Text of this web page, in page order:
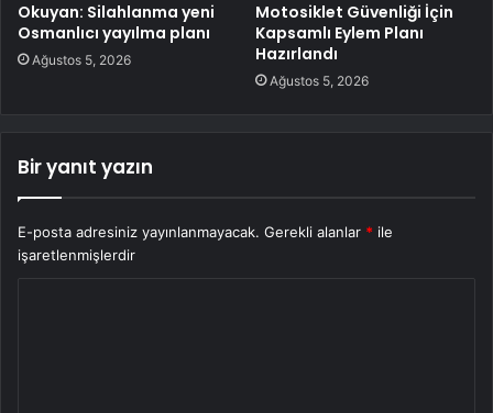
Okuyan: Silahlanma yeni
Osmanlıcı yayılma planı
Ağustos 5, 2026
Motosiklet Güvenliği İçin
Kapsamlı Eylem Planı
Hazırlandı
Ağustos 5, 2026
Bir yanıt yazın
E-posta adresiniz yayınlanmayacak. Gerekli alanlar * ile
işaretlenmişlerdir